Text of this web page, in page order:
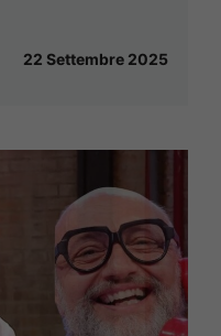
22 Settembre 2025